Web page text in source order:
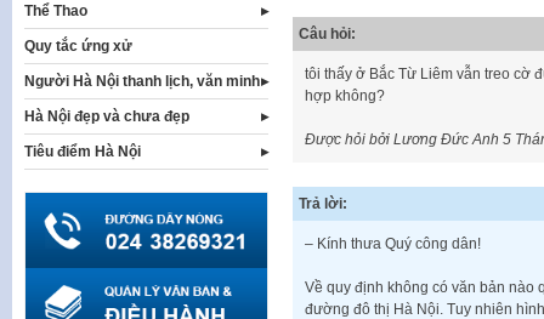
Câu hỏi:
tôi thấy ở Bắc Từ Liêm vẫn treo cờ
hợp không?
Được hỏi bởi Lương Đức Anh 5
Trả lời:
– Kính thưa Quý công dân!
Về quy định không có văn bản nào
đường đô thị Hà Nội. Tuy nhiên
Thể Thao
Quy tắc ứng xử
Người Hà Nội thanh lịch, văn minh
Hà Nội đẹp và chưa đẹp
Tiêu điểm Hà Nội